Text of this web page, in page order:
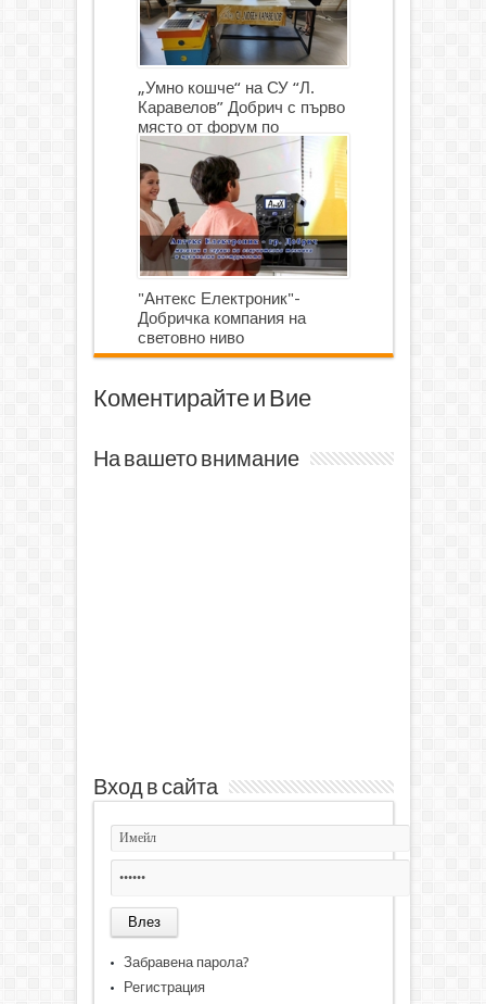
„Умно кошче“ на СУ “Л.
Каравелов” Добрич с първо
място от форум по
роботика
"Антекс Електроник"-
Добричка компания на
световно ниво
Коментирайте и Вие
На вашето внимание
Вход в сайта
Забравена парола?
Регистрация